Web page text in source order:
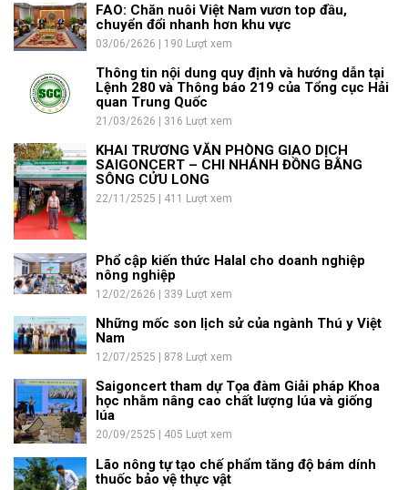
FAO: Chăn nuôi Việt Nam vươn top đầu,
chuyển đổi nhanh hơn khu vực
03/06/2626 | 190 Lượt xem
Thông tin nội dung quy định và hướng dẫn tại
Lệnh 280 và Thông báo 219 của Tổng cục Hải
quan Trung Quốc
21/03/2626 | 316 Lượt xem
KHAI TRƯƠNG VĂN PHÒNG GIAO DỊCH
SAIGONCERT – CHI NHÁNH ĐỒNG BẰNG
SÔNG CỬU LONG
22/11/2525 | 411 Lượt xem
Phổ cập kiến thức Halal cho doanh nghiệp
nông nghiệp
12/02/2626 | 339 Lượt xem
Những mốc son lịch sử của ngành Thú y Việt
Nam
12/07/2525 | 878 Lượt xem
Saigoncert tham dự Tọa đàm Giải pháp Khoa
học nhằm nâng cao chất lượng lúa và giống
lúa
20/09/2525 | 405 Lượt xem
Lão nông tự tạo chế phẩm tăng độ bám dính
thuốc bảo vệ thực vật